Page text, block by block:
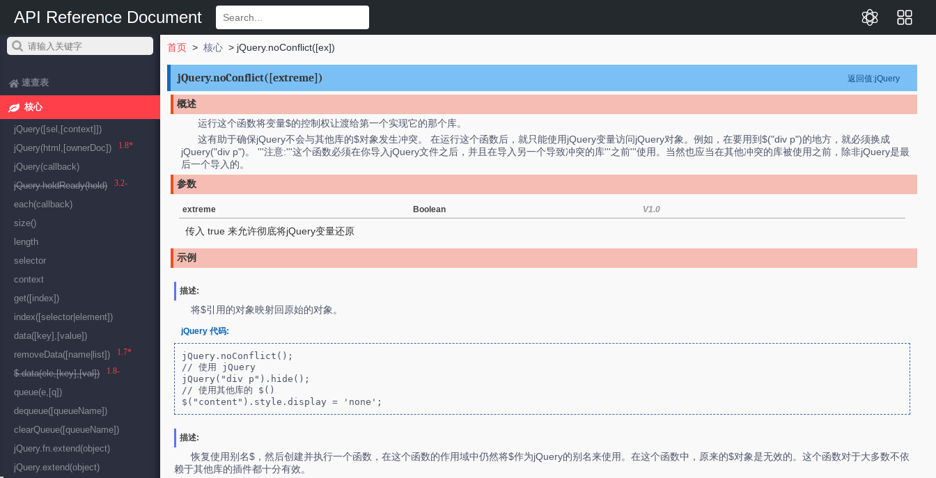
API Reference Document
首页 > 核心 > jQuery.noConflict([ex])
返回值:jQuery
jQuery.noConflict([extreme])
概述
运行这个函数将变量$的控制权让渡给第一个实现它的那个库。
这有助于确保jQuery不会与其他库的$对象发生冲突。 在运行这个函数后，就只能使用jQuery变量访问jQuery对象。例如，在要用到$("div p")的地方，就必须换成
jQuery("div p")。 '''注意:'''这个函数必须在你导入jQuery文件之后，并且在导入另一个导致冲突的库'''之前'''使用。当然也应当在其他冲突的库被使用之前，除非jQuery是最
后一个导入的。
参数
extreme Boolean V1.0
传入 true 来允许彻底将jQuery变量还原
示例
描述:
将$引用的对象映射回原始的对象。
jQuery 代码:
jQuery.noConflict();
// 使用 jQuery
jQuery("div p").hide();
// 使用其他库的 $()
$("content").style.display = 'none';
描述:
恢复使用别名$，然后创建并执行一个函数，在这个函数的作用域中仍然将$作为jQuery的别名来使用。在这个函数中，原来的$对象是无效的。这个函数对于大多数不依
赖于其他库的插件都十分有效。
速查表
核心
jQuery([sel,[context]])
jQuery(html,[ownerDoc])
1.8*
jQuery(callback)
jQuery.holdReady(hold)
3.2-
each(callback)
size()
length
selector
context
get([index])
index([selector|element])
data([key],[value])
removeData([name|list])
1.7*
$.data(ele,[key],[val]) 1.8-
queue(e,[q])
dequeue([queueName])
clearQueue([queueName])
jQuery.fn.extend(object)
jQuery.extend(object)